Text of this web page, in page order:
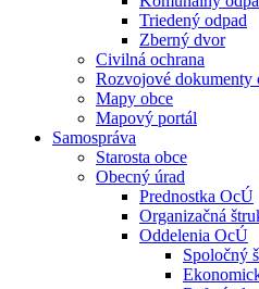
Triedený odpad
Zberný dvor
Civilná ochrana
Rozvojové dokumenty
Mapy obce
Mapový portál
Samospráva
Starosta obce
Obecný úrad
Prednostka OcÚ
Organizačná
Oddelenia OcÚ
Spoločný